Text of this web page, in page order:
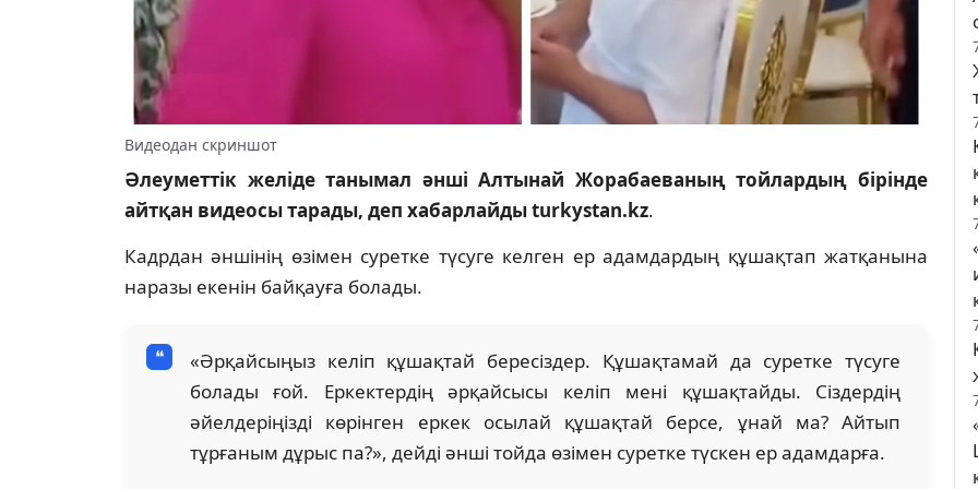
Видеодан скриншот
Әлеуметтік желіде танымал әнші Алтынай Жорабаеваның тойлардың бірінде
айтқан видеосы тарады, деп хабарлайды turkystan.kz.
Кадрдан әншінің өзімен суретке түсуге келген ер адамдардың құшақтап жатқанына
наразы екенін байқауға болады.
«Әрқайсыңыз келіп құшақтай бересіздер. Құшақтамай да суретке түсуге
болады ғой. Еркектердің әрқайсысы келіп мені құшақтайды. Сіздердің
әйелдеріңізді көрінген еркек осылай құшақтай берсе, ұнай ма? Айтып
тұрғаным дұрыс па?», дейді әнші тойда өзімен суретке түскен ер адамдарға.